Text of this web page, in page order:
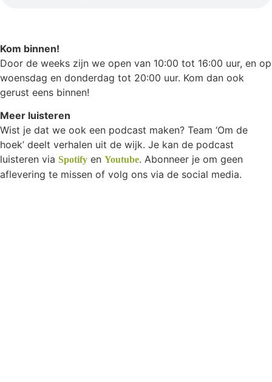
Kom binnen!
Door de weeks zijn we open van 10:00 tot 16:00 uur, en op
woensdag en donderdag tot 20:00 uur. Kom dan ook
gerust eens binnen!
Meer luisteren
Wist je dat we ook een podcast maken? Team ‘Om de
hoek’ deelt verhalen uit de wijk. Je kan de podcast
luisteren via Spotify en Youtube. Abonneer je om geen
aflevering te missen of volg ons via de social media.